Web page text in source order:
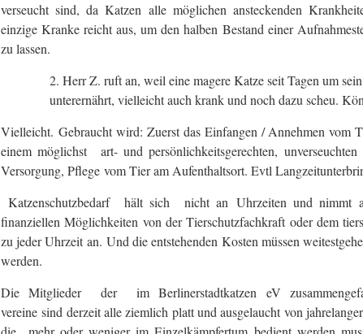
verseucht sind, da Katzen alle möglichen ansteckenden
einzige Kranke reicht aus, um den halben Bestand einer
zu lassen.
2. Herr Z. ruft an, weil eine magere Katze seit Tagen um
unterernährt, vielleicht auch krank und noch dazu scheu.
Vielleicht. Gebraucht wird: Zuerst das Einfangen / Annehmen vom
einem möglichst art- und persönlichkeitsgerechten,
Versorgung, Pflege vom Tier am Aufenthaltsort. Evtl
Katzenschutzbedarf hält sich nicht an Uhrzeiten und nimmt
finanziellen Möglichkeiten von der Tierschutzfachkraft oder dem
zu jeder Uhrzeit an. Und die entstehenden Kosten müssen
werden.
Die Mitglieder der im Berlinerstadtkatzen eV
vereine sind derzeit alle ziemlich platt und ausgelaucht von